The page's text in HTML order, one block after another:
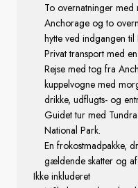
To overnatninger
Anchorage og to
hytte ved indgangen
Privat transport med
Rejse med tog fra
kuppelvogne med
drikke, udflugts- og
Guidet tur med
National Park.
En frokostmadpakke,
gældende skatter og
Ikke inkluderet